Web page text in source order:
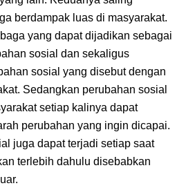
berdampak luas di masyarakat.
yang dapat dijadikan sebagai
sosial dan sekaligus
sosial yang disebut dengan
Sedangkan perubahan sosial
setiap kalinya dapat
perubahan yang ingin dicapai.
juga dapat terjadi setiap saat
terlebih dahulu disebabkan